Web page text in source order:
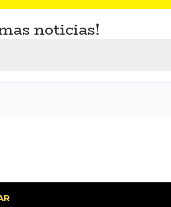
noticias!